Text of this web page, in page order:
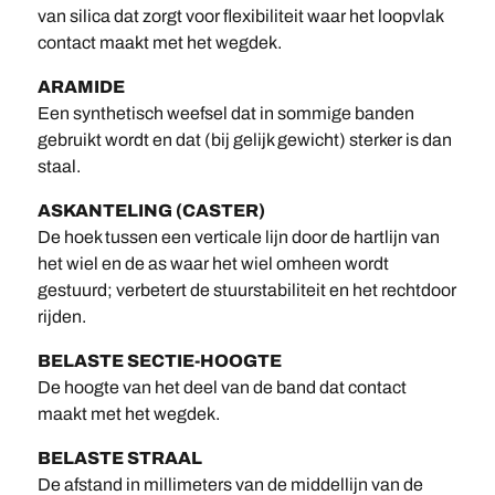
van silica dat zorgt voor flexibiliteit waar het loopvlak
contact maakt met het wegdek.
ARAMIDE
Een synthetisch weefsel dat in sommige banden
gebruikt wordt en dat (bij gelijk gewicht) sterker is dan
staal.
ASKANTELING (CASTER)
De hoek tussen een verticale lijn door de hartlijn van
het wiel en de as waar het wiel omheen wordt
gestuurd; verbetert de stuurstabiliteit en het rechtdoor
rijden.
BELASTE SECTIE-HOOGTE
De hoogte van het deel van de band dat contact
maakt met het wegdek.
BELASTE STRAAL
De afstand in millimeters van de middellijn van de